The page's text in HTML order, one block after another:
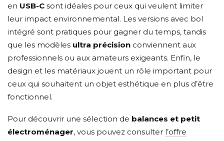
en USB-C sont idéales pour ceux qui veulent limiter
leur impact environnemental. Les versions avec bol
intégré sont pratiques pour gagner du temps, tandis
que les modèles ultra précision conviennent aux
professionnels ou aux amateurs exigeants. Enfin, le
design et les matériaux jouent un rôle important pour
ceux qui souhaitent un objet esthétique en plus d’être
fonctionnel.
Pour découvrir une sélection de balances et petit
électroménager, vous pouvez consulter l’offre